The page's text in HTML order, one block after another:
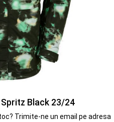
Black 23/24
Trimite-ne un email pe adresa